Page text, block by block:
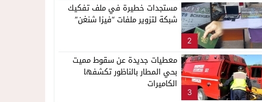
والتحريض وحملات التضليل
2
مستجدات خطيرة في ملف تفكيك
شبكة لتزوير ملفات “فيزا شنغن”
3
معطيات جديدة عن سقوط مميت
بحي المطار بالناظور تكشفها
الكاميرات